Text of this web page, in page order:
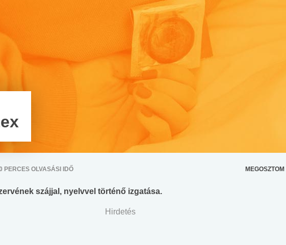
PERCES OLVASÁSI IDŐ MEGOSZTOM
szájjal, nyelvvel történő izgatása.
Hirdetés